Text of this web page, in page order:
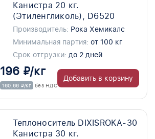
Канистра 20 кг.
(Этиленгликоль), D6520
Производитель: Рока Хемикалс
Минимальная партия: от 100 кг
Срок отгрузки: до 2 дней
196 ₽/кг
160,66 ₽/кг без НДС
Добавить в корзину
Теплоноситель DIXISROKA-30
Канистра 30 кг.